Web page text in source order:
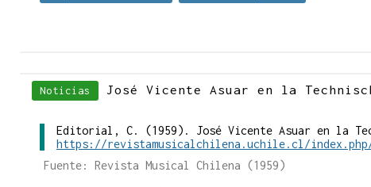
Noticias José Vicente Asuar en la
Editorial, C. (1959). José Vicente Asuar en la
https://revistamusicalchilena.uchile.cl/index.php/
Fuente: Revista Musical Chilena (1959)